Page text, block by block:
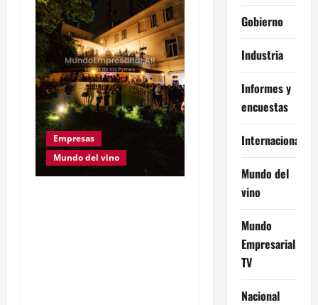
Empresas
Mundo del vino
Gobierno
Industria
Informes y
encuestas
Internacional
Mundo del
vino
Mundo
Empresarial
TV
Nacional